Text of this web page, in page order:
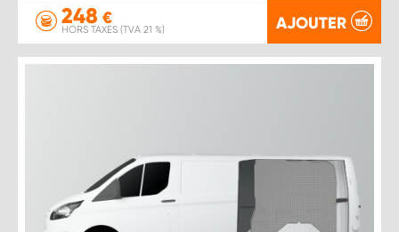
248 €
HORS TAXES (TVA 21 %) AJOUTER